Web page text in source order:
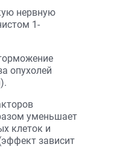
нервную
1-
опухолей
уменьшает
клеток и
зависит